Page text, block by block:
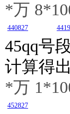
*万 8
440827
45qq号
计算得出
*万 1
452827